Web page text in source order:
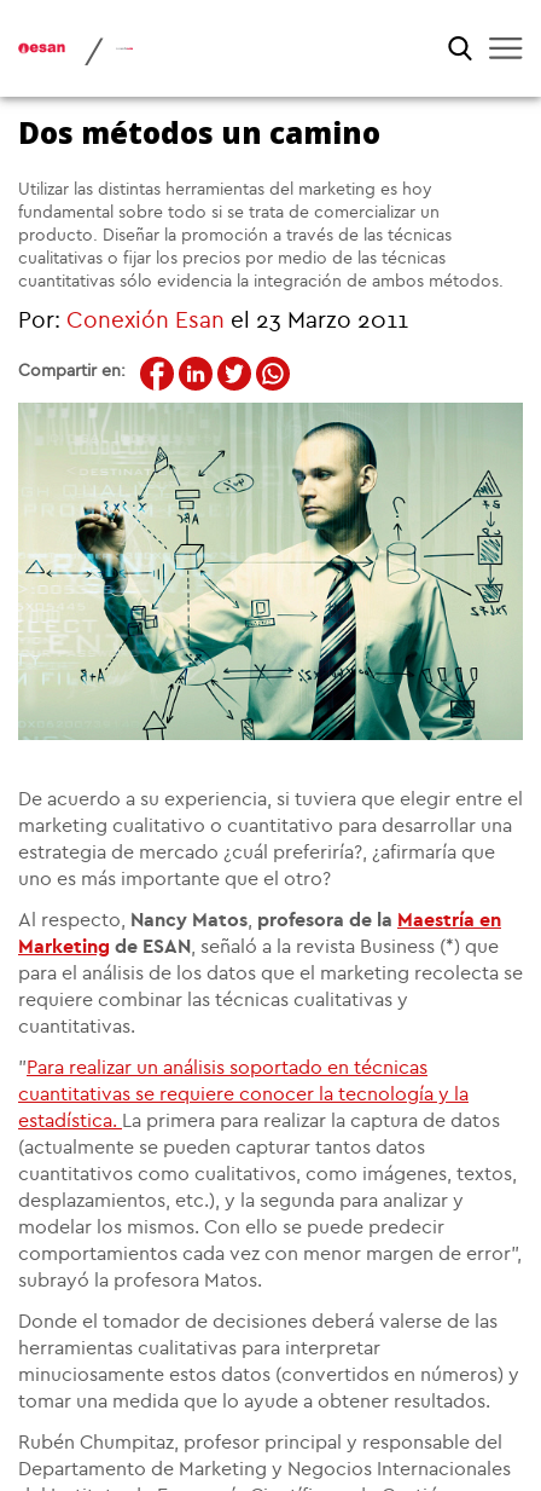
/
Dos métodos un camino
Utilizar las distintas herramientas del marketing es hoy
fundamental sobre todo si se trata de comercializar un
producto. Diseñar la promoción a través de las técnicas
cualitativas o fijar los precios por medio de las técnicas
cuantitativas sólo evidencia la integración de ambos métodos.
Por: Conexión Esan el 23 Marzo 2011
Compartir en:
De acuerdo a su experiencia, si tuviera que elegir entre el
marketing cualitativo o cuantitativo para desarrollar una
estrategia de mercado ¿cuál preferiría?, ¿afirmaría que
uno es más importante que el otro?
Al respecto, Nancy Matos profesora de la Maestría en
Marketing de ESAN
, señaló a la revista Business (*) que
para el análisis de los datos que el marketing recolecta se
requiere combinar las técnicas cualitativas y
cuantitativas.
"Para realizar un análisis soportado en técnicas
cuantitativas se requiere conocer la tecnología y la
estadística.
La primera para realizar la captura de datos
(actualmente se pueden capturar tantos datos
cuantitativos como cualitativos, como imágenes, textos,
desplazamientos, etc.), y la segunda para analizar y
modelar los mismos. Con ello se puede predecir
comportamientos cada vez con menor margen de error",
subrayó la profesora Matos.
Donde el tomador de decisiones deberá valerse de las
herramientas cualitativas para interpretar
minuciosamente estos datos (convertidos en números) y
tomar una medida que lo ayude a obtener resultados.
Rubén Chumpitaz, profesor principal y responsable del
Departamento de Marketing y Negocios Internacionales